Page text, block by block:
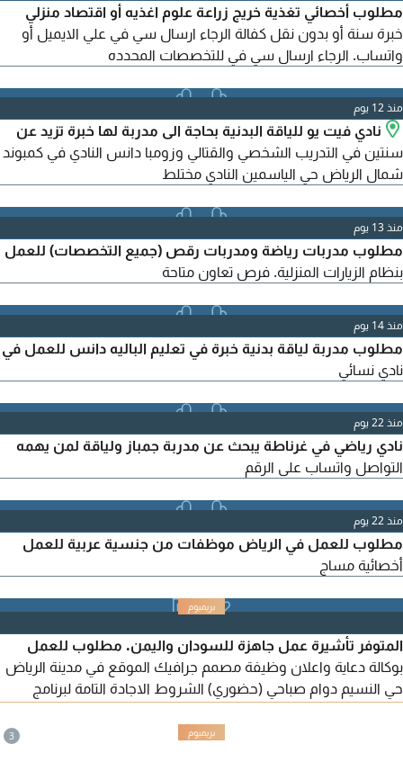
مطلوب أخصائي تغذية خريج زراعة علوم اغذيه أو اقتصاد منزلي
خبرة سنة أو بدون نقل كفالة الرجاء ارسال سي في علي الايميل أو
واتساب. الرجاء ارسال سي في للتخصصات المحدده
منذ 12 يوم
نادي فيت يو للياقة البدنية بحاجة الى مدربة لها خبرة تزيد عن
سنتين في التدريب الشخصي والقتالي وزومبا دانس النادي في كمبوند
شمال الرياض حي الياسمين النادي مختلط
منذ 13 يوم
مطلوب مدربات رياضة ومدربات رقص (جميع التخصصات) للعمل
بنظام الزيارات المنزلية. فرص تعاون متاحة
منذ 14 يوم
مطلوب مدربة لياقة بدنية خبرة في تعليم الباليه دانس للعمل في
نادي نسائي
منذ 22 يوم
نادي رياضي في غرناطة يبحث عن مدربة جمباز ولياقة لمن يهمه
التواصل واتساب على الرقم
منذ 22 يوم
مطلوب للعمل في الرياض موظفات من جنسية عربية للعمل
أخصائية مساج
المتوفر تأشيرة عمل جاهزة للسودان واليمن. مطلوب للعمل
بوكالة دعاية واعلان وظيفة مصمم جرافيك الموقع في مدينة الرياض
حي النسيم دوام صباحي (حضوري) الشروط الاجادة التامة لبرنامج
أرسل السيرة الذاتية وملف الأعمال السابقة الى واتساب الرقم
3